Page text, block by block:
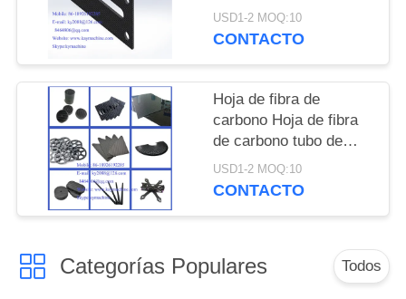
mate tablero cuadrado
400 * 500mm, Hojas de
fabricante China
fábrica China productor
USD1-2 MOQ:10
CONTACTO
Hoja de fibra de
carbono Hoja de fibra
de carbono tubo de
gran dimensión de alta
resistencia varilla de
fabricante de China
USD1-2 MOQ:10
CONTACTO
Categorías Populares Todos